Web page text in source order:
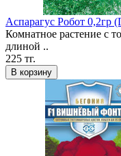
Аспарагус Робот 0,2гр
Комнатное растение с
длиной ..
225 тг.
В корзину